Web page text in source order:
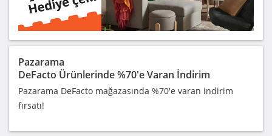
Pazarama
DeFacto Ürünlerinde %70'e Varan İndirim
Pazarama DeFacto mağazasında %70'e varan indirim
fırsatı!